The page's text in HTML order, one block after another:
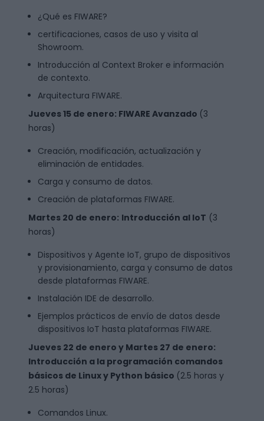
¿Qué es FIWARE?
certificaciones, casos de uso y visita al
Showroom.
Introducción al Context Broker e información
de contexto.
Arquitectura FIWARE.
Jueves 15 de enero: FIWARE Avanzado (3
horas)
Creación, modificación, actualización y
eliminación de entidades.
Carga y consumo de datos.
Creación de plataformas FIWARE.
Martes 20 de enero: Introducción al IoT (3
horas)
Dispositivos y Agente IoT, grupo de dispositivos
y provisionamiento, carga y consumo de datos
desde plataformas FIWARE.
Instalación IDE de desarrollo.
Ejemplos prácticos de envío de datos desde
dispositivos IoT hasta plataformas FIWARE.
Jueves 22 de enero y Martes 27 de enero:
Introducción a la programación comandos
básicos de Linux y Python básico (2.5 horas y
2.5 horas)
Comandos Linux.